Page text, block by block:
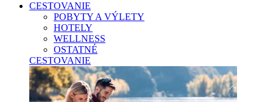
CESTOVANIE
POBYTY A VÝLETY
HOTELY
WELLNESS
OSTATNÉ
CESTOVANIE